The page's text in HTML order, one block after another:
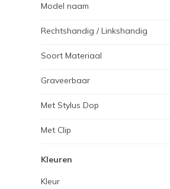
Model naam
Rechtshandig / Linkshandig
Soort Materiaal
Graveerbaar
Met Stylus Dop
Met Clip
Kleuren
Kleur